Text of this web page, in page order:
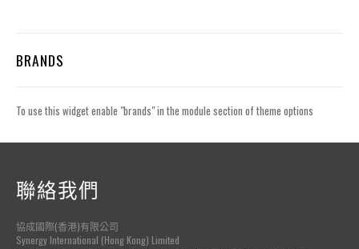
BRANDS
To use this widget enable "brands" in the module section of theme options
聯絡我們
協成國際(香港)有限公司
Synergy International (Hong Kong) Limited